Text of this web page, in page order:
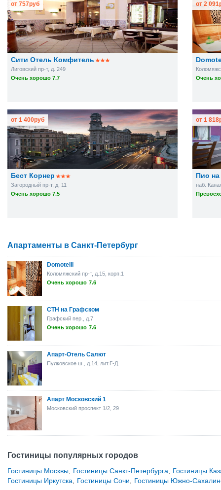
Сити Отель Комфитель
Лиговский пр-т, д. 249
Очень хорошо 7.7
от 757руб
Очень
от 2 091
Бест Корнер
Загородный пр-т, д. 11
Очень хорошо 7.5
от 1 400руб
Пио на
наб.
от 1 818
Апартаменты в Санкт-Петербург
Domotelli
Коломяжский пр-т, д.15, корп.1
Очень хорошо 7.6
СТН на Графском
Графский пер., д.7
Очень хорошо 7.6
Апарт-Отель Салют
Пулковское ш., д.14, лит.Г-Д
Апарт Московский 1
Московский проспект 1/2, 29
Гостиницы популярных городов
Гостиницы Москвы Гостиницы Санкт-Петербурга
Гостиницы
Гостиницы Иркутска
Гостиницы Сочи Гостиницы Южно-